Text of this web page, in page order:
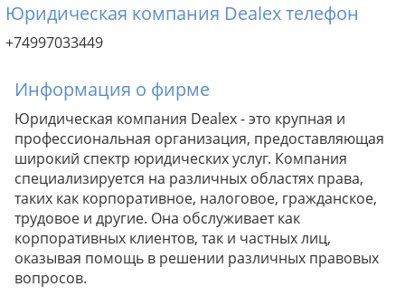
Юридическая компания Dealex телефон
+74997033449
Информация о фирме
Юридическая компания Dealex - это крупная и
профессиональная организация, предоставляющая
широкий спектр юридических услуг. Компания
специализируется на различных областях права,
таких как корпоративное, налоговое, гражданское,
трудовое и другие. Она обслуживает как
корпоративных клиентов, так и частных лиц,
оказывая помощь в решении различных правовых
вопросов.